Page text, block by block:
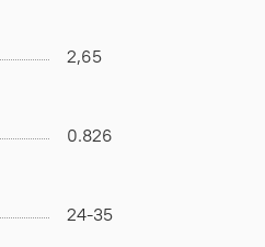
2,65
0.826
24-35